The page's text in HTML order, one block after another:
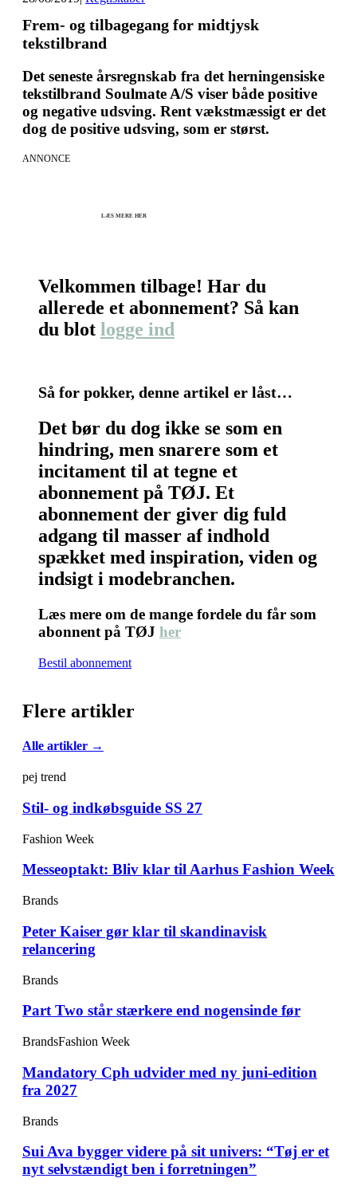
Frem- og tilbagegang for midtjysk
tekstilbrand
Det seneste årsregnskab fra det herningensiske
tekstilbrand Soulmate A/S viser både positive
og negative udsving. Rent vækstmæssigt er det
dog de positive udsving, som er størst.
ANNONCE
LÆS MERE HER
Velkommen tilbage! Har du
allerede et abonnement? Så kan
du blot logge ind
Så for pokker, denne artikel er låst…
Det bør du dog ikke se som en
hindring, men snarere som et
incitament til at tegne et
abonnement på TØJ. Et
abonnement der giver dig fuld
adgang til masser af indhold
spækket med inspiration, viden og
indsigt i modebranchen.
Læs mere om de mange fordele du får som
abonnent på TØJ her
Bestil abonnement
Flere artikler
Alle artikler →
pej trend
Stil- og indkøbsguide SS 27
Fashion Week
Messeoptakt: Bliv klar til Aarhus Fashion Week
Brands
Peter Kaiser gør klar til skandinavisk
relancering
Brands
Part Two står stærkere end nogensinde før
BrandsFashion Week
Mandatory Cph udvider med ny juni-edition
fra 2027
Brands
Sui Ava bygger videre på sit univers: “Tøj er et
nyt selvstændigt ben i forretningen”